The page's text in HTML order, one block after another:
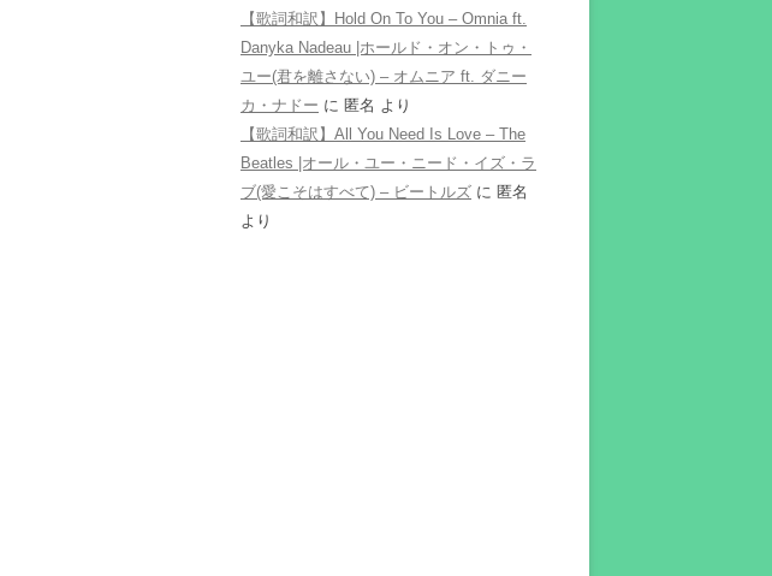
【歌詞和訳】Hold On To You – Omnia ft.
Danyka Nadeau |ホールド・オン・トゥ・
ユー(君を離さない) – オムニア ft. ダニー
カ・ナドー に 匿名 より
【歌詞和訳】All You Need Is Love – The
Beatles |オール・ユー・ニード・イズ・ラ
ブ(愛こそはすべて) – ビートルズ に 匿名
より